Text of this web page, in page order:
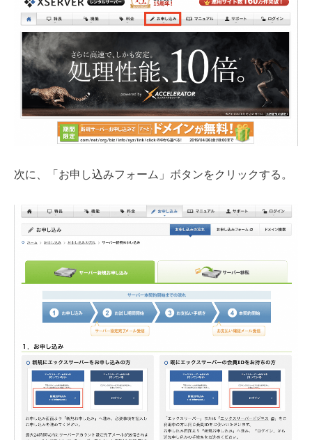
次に、「お申し込みフォーム」ボタンをクリックする。